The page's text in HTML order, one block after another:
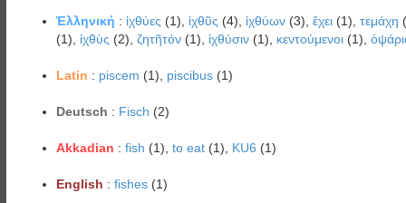
Ἑλληνική : ἰχθύες (1), ἰχθῦς (4), ἰχθύων(3), ἔχει(1), τεμάχη
(1), ἰχθὺς (2), ζητῆτόν(1), ἰχθύσιν(1), κεντούμενοι(1),
Latin : piscem (1), piscibus(1)
Deutsch : Fisch (2)
Akkadian : fish (1), to eat(1), KU6 (1)
English : fishes(1)